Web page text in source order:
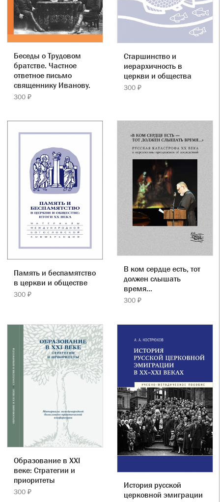
Беседы о Трудовом
братстве. Частное
ответное письмо
священнику Иванову.
300 ₽
Старшинство и
иерархичность в
церкви и общества
300 ₽
Память и беспамятство
в церкви и обществе
300 ₽
В ком сердце есть, тот
должен слышать
время…
300 ₽
Образование в XXI
веке: Стратегии и
приоритеты
300 ₽
История русской
церковной эмиграции